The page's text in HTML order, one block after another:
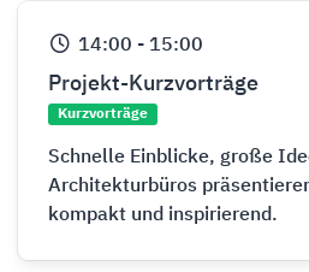
14:00 - 15:00
Projekt-Kurzvorträge
Kurzvorträge
Schnelle Einblicke, große
Architekturbüros
kompakt und inspirierend.